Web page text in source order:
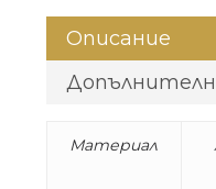
Описание
Материал